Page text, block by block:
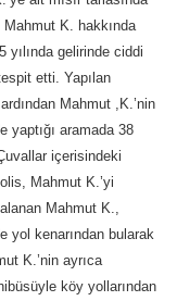
K. hakkında
yılında gelirinde ciddi
etti. Yapılan
Mahmut ,K.’nin
yaptığı aramada 38
içerisindeki
Mahmut K.’yi
Mahmut K.,
yol kenarından bularak
K.’nin ayrıca
köy yollarından